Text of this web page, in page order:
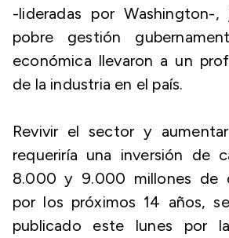
-lideradas por
pobre gestión
económica llevaron a un
de la industria en el país.
Revivir el sector y
requeriría una inversión de
8.000 y 9.000 millones de
por los próximos 14 años,
publicado este lunes por